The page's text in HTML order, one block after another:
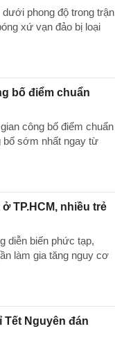
phong độ trong trận
xứ vạn đảo bị loại
bố điểm chuẩn
công bố điểm chuẩn
bố sớm nhất ngay từ
TP.HCM, nhiều trẻ
diễn biến phức tạp,
làm gia tăng nguy cơ
Nguyên đán